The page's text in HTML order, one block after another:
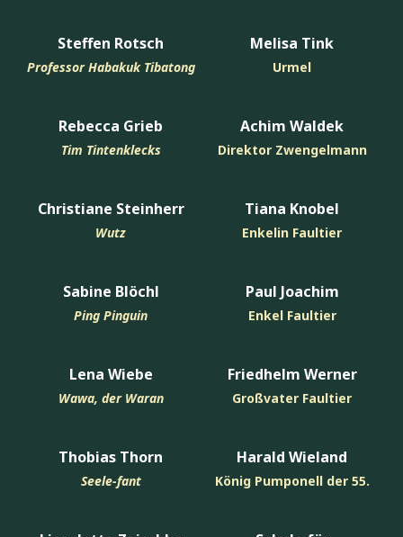
Steffen Rotsch
Professor Habakuk Tibatong
Rebecca Grieb
Tim Tintenklecks
Christiane Steinherr
Wutz
Sabine Blöchl
Ping Pinguin
Lena Wiebe
Wawa, der Waran
Thobias Thorn
Seele-fant
Melisa Tink
Urmel
Achim Waldek
Direktor Zwengelmann
Tiana Knobel
Enkelin Faultier
Paul Joachim
Enkel Faultier
Friedhelm Werner
Großvater Faultier
Harald Wieland
König Pumponell der 55.